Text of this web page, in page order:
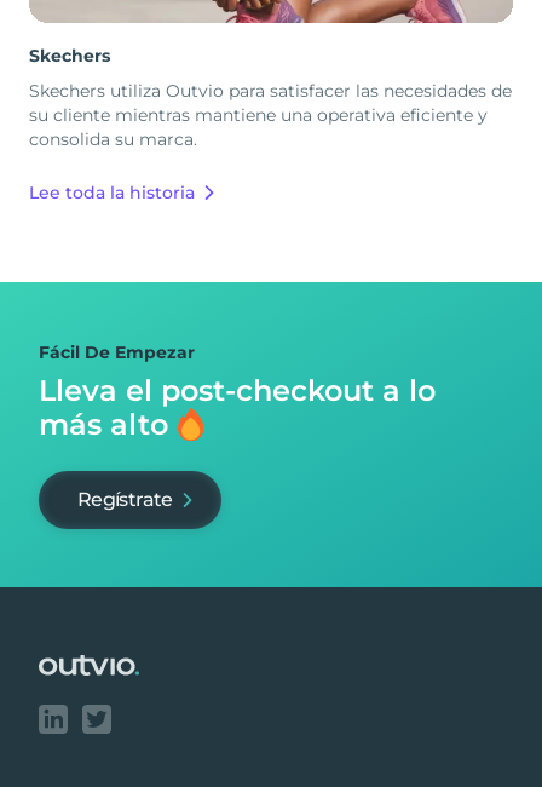
Skechers
Skechers utiliza Outvio para satisfacer las necesidades de
su cliente mientras mantiene una operativa eficiente y
consolida su marca.
Lee toda la historia
Fácil De Empezar
Lleva el post-checkout a lo
más alto
Regístrate